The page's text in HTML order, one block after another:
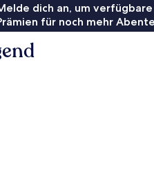
dich an, um
für noch mehr